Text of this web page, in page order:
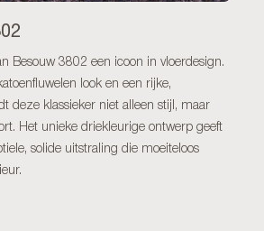
Besouw 3802 een icoon in vloerdesign.
look en een rijke,
deze klassieker niet alleen stijl, maar
Het unieke driekleurige ontwerp geeft
solide uitstraling die moeiteloos